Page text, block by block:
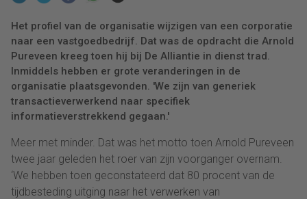
Het profiel van de organisatie wijzigen van een corporatie
naar een vastgoedbedrijf. Dat was de opdracht die Arnold
Pureveen kreeg toen hij bij De Alliantie in dienst trad.
Inmiddels hebben er grote veranderingen in de
organisatie plaatsgevonden. 'We zijn van generiek
transactieverwerkend naar specifiek
informatieverstrekkend gegaan.'
Meer met minder. Dat was het motto toen Arnold Pureveen
twee jaar geleden het roer van zijn voorganger overnam.
‘We hebben toen geconstateerd dat 80 procent van de
tijdbesteding uitging naar het verwerken van